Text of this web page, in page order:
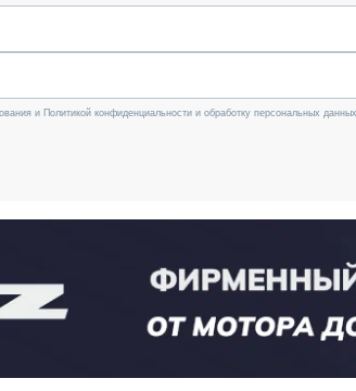
и Политикой конфиденциальности и обработку персональных